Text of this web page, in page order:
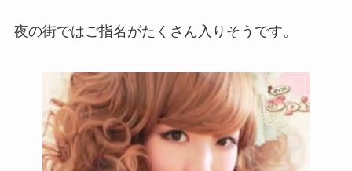
夜の街ではご指名がたくさん入りそうです。